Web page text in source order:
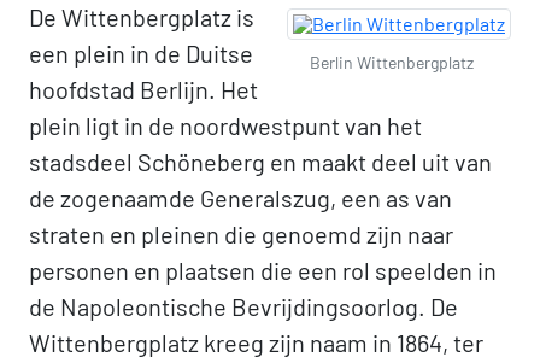
Berlin Wittenbergplatz
De Wittenbergplatz is
een plein in de Duitse
hoofdstad Berlijn. Het
plein ligt in de noordwestpunt van het
stadsdeel Schöneberg en maakt deel uit van
de zogenaamde Generalszug, een as van
straten en pleinen die genoemd zijn naar
personen en plaatsen die een rol speelden in
de Napoleontische Bevrijdingsoorlog. De
Wittenbergplatz kreeg zijn naam in 1864, ter